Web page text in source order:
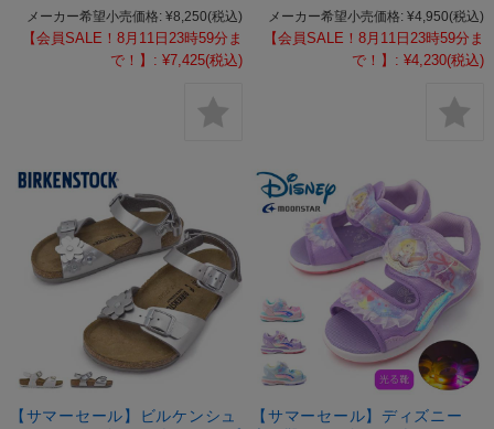
メーカー希望小売価格: ¥8,250(税込)
【会員SALE！8月11日23時59分ま
で！】: ¥7,425(税込)
メーカー希望小売価格: ¥4,950(税込)
【会員SALE！8月11日23時59分ま
で！】: ¥4,230(税込)
【サマーセール】ビルケンシュ
【サマーセール】ディズニー